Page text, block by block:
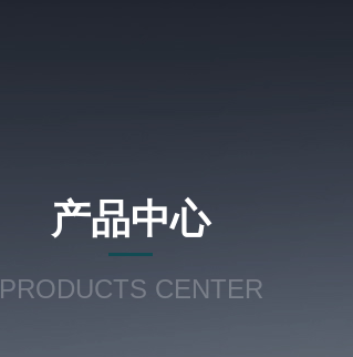
产品中心
PRODUCTS CENTER